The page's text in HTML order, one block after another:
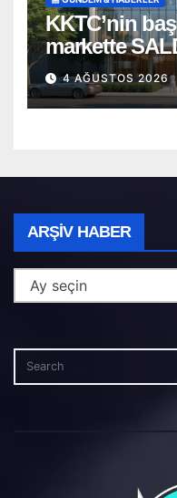
KKTC’nin
markette
4 AĞUSTOS 2026
ARŞIV HABER